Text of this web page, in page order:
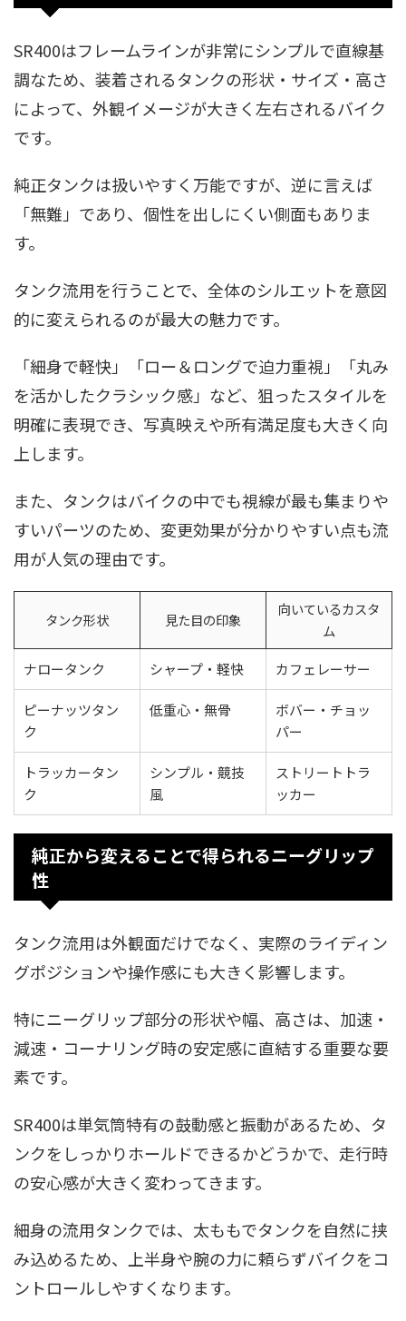
SR400はフレームラインが非常にシンプルで直線基
調なため、装着されるタンクの形状・サイズ・高さ
によって、外観イメージが大きく左右されるバイク
です。
純正タンクは扱いやすく万能ですが、逆に言えば
「無難」であり、個性を出しにくい側面もありま
す。
タンク流用を行うことで、全体のシルエットを意図
的に変えられるのが最大の魅力です。
「細身で軽快」「ロー＆ロングで迫力重視」「丸み
を活かしたクラシック感」など、狙ったスタイルを
明確に表現でき、写真映えや所有満足度も大きく向
上します。
また、タンクはバイクの中でも視線が最も集まりや
すいパーツのため、変更効果が分かりやすい点も流
用が人気の理由です。
タンク形状 見た目の印象
向いているカスタ
ム
ナロータンク
シャープ・軽快 カフェレーサー
ピーナッツタン
ク
低重心・無骨
ボバー・チョッ
パー
トラッカータン
ク
シンプル・競技
風
ストリートトラ
ッカー
純正から変えることで得られるニーグリップ
性
タンク流用は外観面だけでなく、実際のライディン
グポジションや操作感にも大きく影響します。
特にニーグリップ部分の形状や幅、高さは、加速・
減速・コーナリング時の安定感に直結する重要な要
素です。
SR400は単気筒特有の鼓動感と振動があるため、タ
ンクをしっかりホールドできるかどうかで、走行時
の安心感が大きく変わってきます。
細身の流用タンクでは、太ももでタンクを自然に挟
み込めるため、上半身や腕の力に頼らずバイクをコ
ントロールしやすくなります。